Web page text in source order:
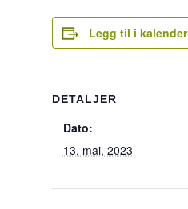
Legg til i kalender
DETALJER
Dato:
13. mai, 2023